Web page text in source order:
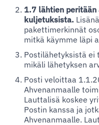
1.7 lähtien
kuljetuksista.
pakettimerkinnät
mitkä käymme läpi
Postilähetyksistä
mikäli lähetyksen
Posti veloittaa
Ahvenanmaalle
Lauttalisä koskee
Postin kanssa ja
Ahvenanmaalle.